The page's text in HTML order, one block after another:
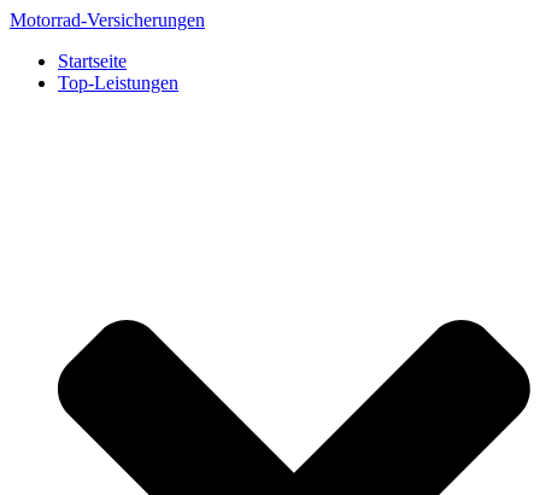
Zum
springen
Motorrad-Versicherungen
Startseite
Top-Leistungen